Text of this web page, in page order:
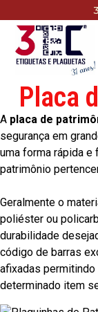
Placa
A placa de
segurança em
uma forma rápida
patrimônio
Geralmente o
poliéster ou
durabilidade
código de barras
afixadas permitindo
determinado item